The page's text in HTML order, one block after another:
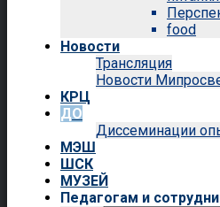
food
Новости
Трансляция
Новости
КРЦ
ДО
Диссеминации
МЭШ
ШСК
МУЗЕЙ
Педагогам и